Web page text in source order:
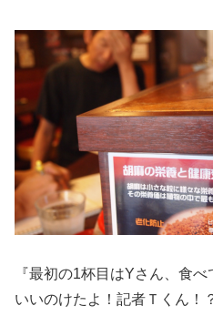
『最初の1杯目はYさん、食
いいのけたよ！記者Ｔくん！